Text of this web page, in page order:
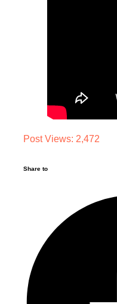
Post Views: 2,472
Share to